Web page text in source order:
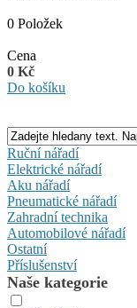
0 Položek
Cena
0 Kč
Do košíku
Ruční nářadí
Elektrické nářadí
Aku nářadí
Pneumatické nářadí
Zahradní technika
Automobilové nářadí
Ostatní
Příslušenství
Naše kategorie